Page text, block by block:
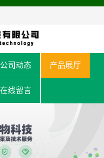
公司动态 产品展厅
在线留言